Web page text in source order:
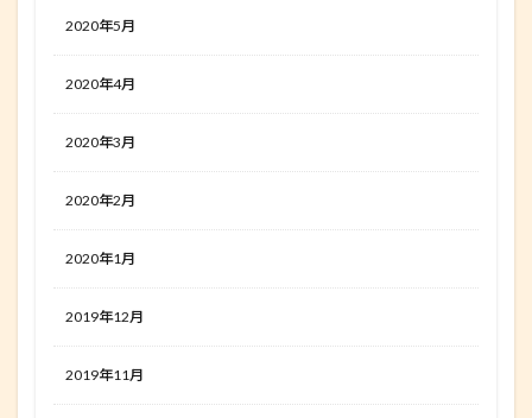
2020年5月
2020年4月
2020年3月
2020年2月
2020年1月
2019年12月
2019年11月